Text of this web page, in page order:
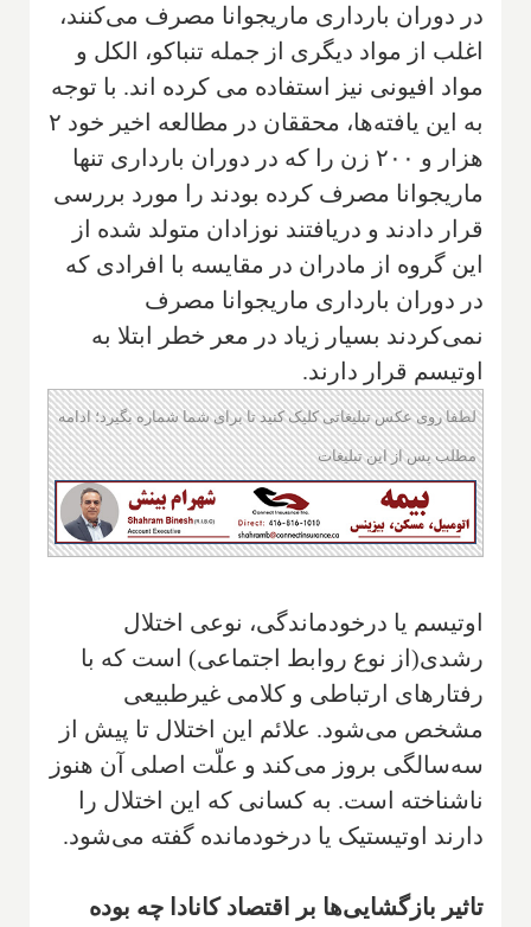
در دوران بارداری ماریجوانا مصرف می‌کنند،
اغلب از مواد دیگری از جمله تنباکو، الکل و
مواد افیونی نیز استفاده می کرده اند. با توجه
به این یافته‌ها، محققان در مطالعه اخیر خود ۲
هزار و ۲۰۰ زن را که در دوران بارداری تنها
ماریجوانا مصرف کرده بودند را مورد بررسی
قرار دادند و دریافتند نوزادان متولد شده از
این گروه از مادران در مقایسه با افرادی که
در دوران بارداری ماریجوانا مصرف
نمی‌کردند بسیار زیاد در معر خطر ابتلا به
اوتیسم قرار دارند.
لطفا روی عکس تبلیغاتی کلیک کنید تا برای شما شماره بگیرد؛ ادامه
مطلب پس از این تبلیغات
اوتیسم یا درخودماندگی، نوعی اختلال
رشدی(از نوع روابط اجتماعی) است که با
رفتارهای ارتباطی و کلامی غیرطبیعی
مشخص می‌شود. علائم این اختلال تا پیش از
سه‌سالگی بروز می‌کند و علّت اصلی آن هنوز
ناشناخته است. به کسانی که این اختلال را
دارند اوتیستیک یا درخودمانده گفته می‌شود.
تاثیر بازگشایی‌ها بر اقتصاد کانادا چه بوده